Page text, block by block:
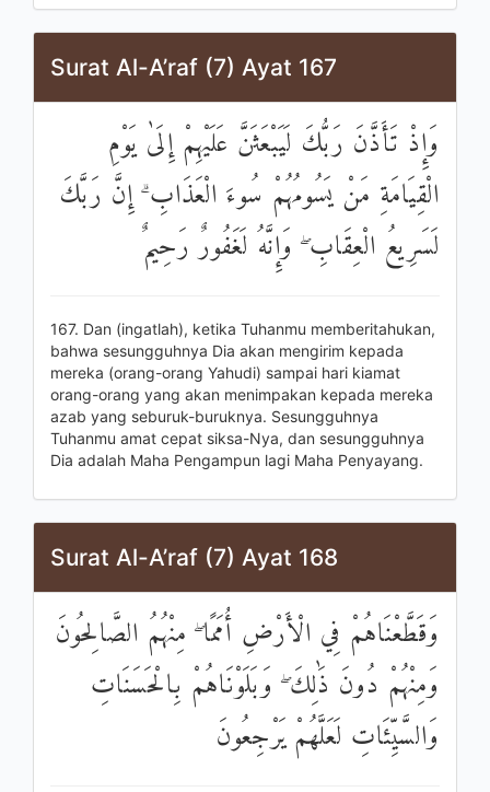
Surat Al-A’raf (7) Ayat 167
وَإِذْ تَأَذَّنَ رَبُّكَ لَيَبْعَثَنَّ عَلَيْهِمْ إِلَىٰ يَوْمِ
الْقِيَامَةِ مَنْ يَسُومُهُمْ سُوءَ الْعَذَابِ ۗ إِنَّ رَبَّكَ
لَسَرِيعُ الْعِقَابِ ۖ وَإِنَّهُ لَغَفُورٌ رَحِيمٌ
167. Dan (ingatlah), ketika Tuhanmu memberitahukan,
bahwa sesungguhnya Dia akan mengirim kepada
mereka (orang-orang Yahudi) sampai hari kiamat
orang-orang yang akan menimpakan kepada mereka
azab yang seburuk-buruknya. Sesungguhnya
Tuhanmu amat cepat siksa-Nya, dan sesungguhnya
Dia adalah Maha Pengampun lagi Maha Penyayang.
Surat Al-A’raf (7) Ayat 168
وَقَطَّعْنَاهُمْ فِي الْأَرْضِ أُمَمًا ۖ مِنْهُمُ الصَّالِحُونَ
وَمِنْهُمْ دُونَ ذَٰلِكَ ۖ وَبَلَوْنَاهُمْ بِالْحَسَنَاتِ
وَالسَّيِّئَاتِ لَعَلَّهُمْ يَرْجِعُونَ